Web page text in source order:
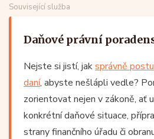
Související služba
Daňové právní
Nejste si jistí, jaksprávně
daní, abyste nešlápli vedle?
zorientovat nejen v zákoně, ať
konkrétní daňové situace,
strany finančního úřadu či